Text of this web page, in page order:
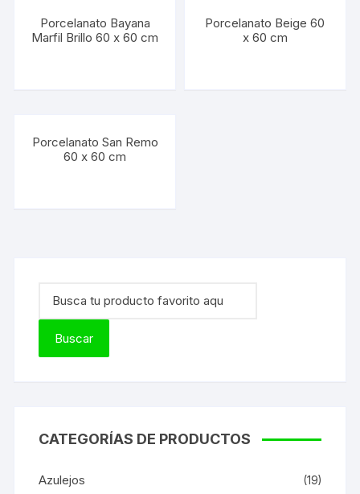
Porcelanato Bayana
Marfil Brillo 60 x 60 cm
Porcelanato Beige 60
x 60 cm
Porcelanato San Remo
60 x 60 cm
CATEGORÍAS DE PRODUCTOS
Azulejos (19)